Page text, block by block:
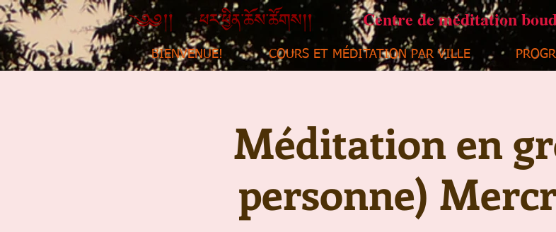
Centre de méditation
BIENVENUE! COURS ET MÉDITATION PAR VILLE
Méditation en
personne)